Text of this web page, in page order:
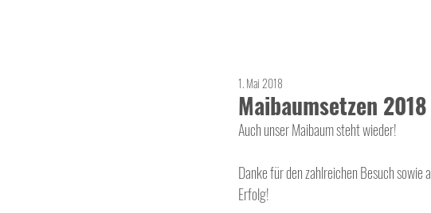
Maibaumsetzen 2018
1. Mai 2018
Auch unser Maibaum steht wieder!
Danke für den zahlreichen Besuch
Erfolg!